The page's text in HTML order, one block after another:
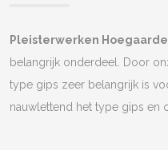
Pleisterwerken
belangrijk onderdeel. Door
type gips zeer belangrijk is
nauwlettend het type gips en